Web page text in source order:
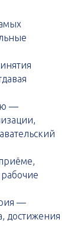
—
—
достижения